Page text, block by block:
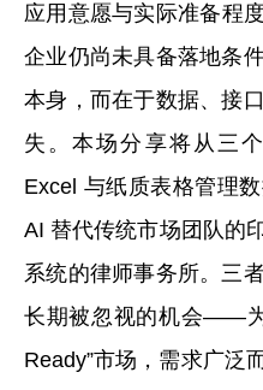
应用意愿与实际准备程
企业仍尚未具备落地条
本身，而在于数据、接
失。本场分享将从三
Excel 与纸质表格管理
AI 替代传统市场团队的
系统的律师事务所。三
长期被忽视的机会——
Ready”市场，需求广泛